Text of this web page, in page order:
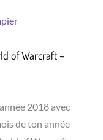
of Warcraft –
2018 avec
de ton année